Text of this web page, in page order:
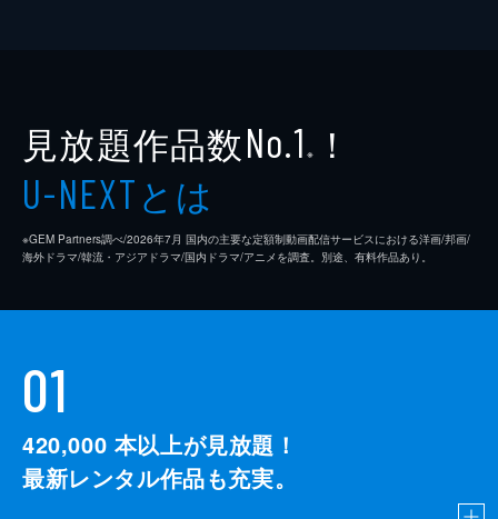
見放題作品数No.1 ※ ！
U-NEXTとは
※GEM Partners調べ/2026年7⽉ 国内の主要な定額制動画配信サービスにおける洋画/邦画/
海外ドラマ/韓流・アジアドラマ/国内ドラマ/アニメを調査。別途、有料作品あり。
01
420,000 本以上が見放題！
最新レンタル作品も充実。